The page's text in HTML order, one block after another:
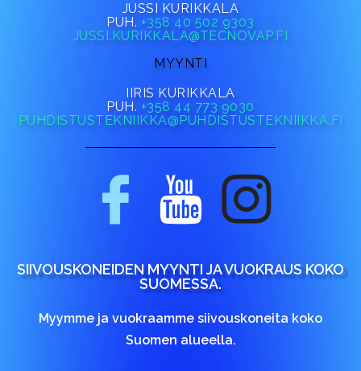
JUSSI KURIKKALA
PUH. +358 40 502 9303
JUSSI.KURIKKALA@TECNOVAP.FI
MYYNTI
IIRIS KURIKKALA
PUH. +358 44 773 9030
PUHDISTUSTEKNIIKKA@PUHDISTUSTEKNIIKKA.FI
SIIVOUSKONEIDEN MYYNTI JA VUOKRAUS KOKO
SUOMESSA.
Myymme ja vuokraamme siivouskoneita koko
Suomen alueella.